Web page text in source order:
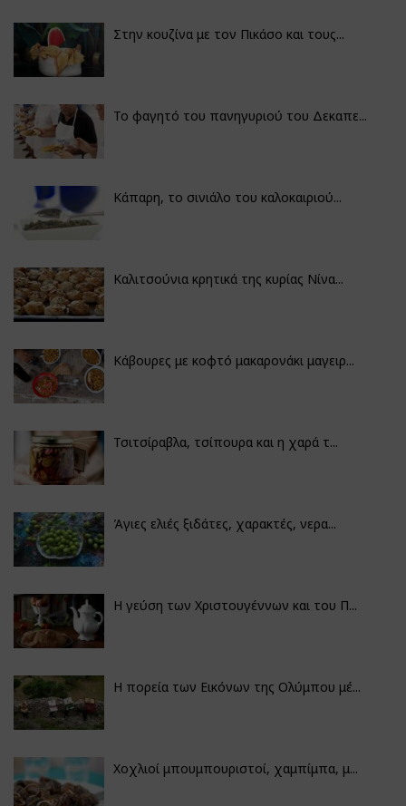
Στην κουζίνα με τον Πικάσο και τους...
Το φαγητό του πανηγυριού του Δεκαπε...
Κάπαρη, το σινιάλο του καλοκαιριού...
Καλιτσούνια κρητικά της κυρίας Νίνα...
Κάβουρες με κοφτό μακαρονάκι μαγειρ...
Τσιτσίραβλα, τσίπουρα και η χαρά τ...
Άγιες ελιές ξιδάτες, χαρακτές, νερα...
Η γεύση των Χριστουγέννων και του Π...
Η πορεία των Εικόνων της Ολύμπου μέ...
Χοχλιοί μπουμπουριστοί, χαμπίμπα, μ...